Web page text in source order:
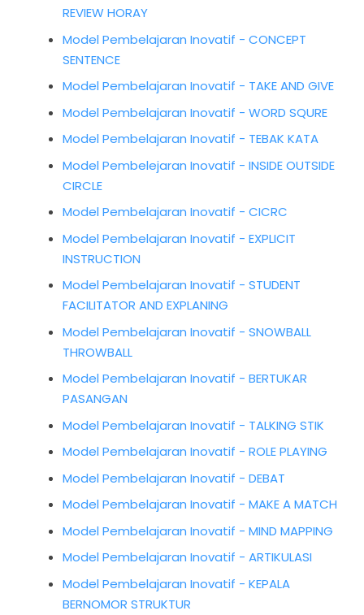
REVIEW HORAY
Model Pembelajaran Inovatif - CONCEPT
SENTENCE
Model Pembelajaran Inovatif - TAKE AND GIVE
Model Pembelajaran Inovatif - WORD SQURE
Model Pembelajaran Inovatif - TEBAK KATA
Model Pembelejaran Inovatif - INSIDE OUTSIDE
CIRCLE
Model Pembelajaran Inovatif - CICRC
Model Pembelajaran Inovatif - EXPLICIT
INSTRUCTION
Model Pembelajaran Inovatif - STUDENT
FACILITATOR AND EXPLANING
Model Pembelajaran Inovatif - SNOWBALL
THROWBALL
Model Pembelajaran Inovatif - BERTUKAR
PASANGAN
Model Pembelajaran Inovatif - TALKING STIK
Model Pembelajaran Inovatif - ROLE PLAYING
Model Pembelajaran Inovatif - DEBAT
Model Pembelajaran Inovatif - MAKE A MATCH
Model Pembelajaran Inovatif - MIND MAPPING
Model Pembelajaran Inovatif - ARTIKULASI
Model Pembelajaran Inovatif - KEPALA
BERNOMOR STRUKTUR